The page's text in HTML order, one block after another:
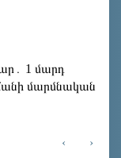
1 մարդ
մարմնական
‹ ›